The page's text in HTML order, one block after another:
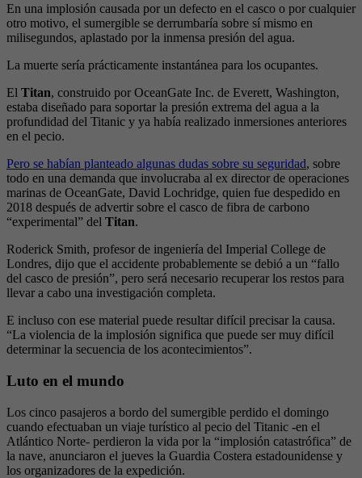
En una implosión causada por un defecto en el casco o por cualquier
otro motivo, el sumergible se derrumbaría sobre sí mismo en
milisegundos, aplastado por la inmensa presión del agua.
La muerte sería prácticamente instantánea para los ocupantes.
El Titan, construido por OceanGate Inc. de Everett, Washington,
estaba diseñado para soportar la presión extrema del agua a la
profundidad del Titanic y ya había realizado inmersiones anteriores
en el pecio.
Pero se habían planteado algunas dudas sobre su seguridad, sobre
todo en una demanda que involucraba al ex director de operaciones
marinas de OceanGate, David Lochridge, quien fue despedido en
2018 después de advertir sobre el casco de fibra de carbono
“experimental” del Titan.
Roderick Smith, profesor de ingeniería del Imperial College de
Londres, dijo que el accidente probablemente se debió a un “fallo
del casco de presión”, pero será necesario recuperar los restos para
llevar a cabo una investigación completa.
E incluso con ese material puede resultar difícil precisar la causa.
“La violencia de la implosión significa que puede ser muy difícil
determinar la secuencia de los acontecimientos”.
Luto en el mundo
Los cinco pasajeros a bordo del sumergible perdido el domingo
cuando efectuaban un viaje turístico al pecio del Titanic -en el
Atlántico Norte- perdieron la vida por la “implosión catastrófica” de
la nave, anunciaron el jueves la Guardia Costera estadounidense y
los organizadores de la expedición.